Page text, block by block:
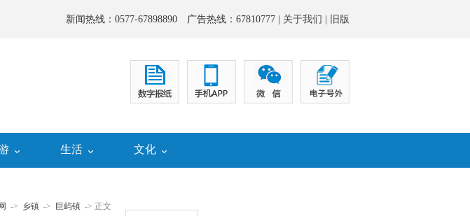
新闻热线：0577-67898890 广告热线：67810777 | 关于我们 旧版
生活 文化
-> 乡镇 -> 巨屿镇 -> 正文